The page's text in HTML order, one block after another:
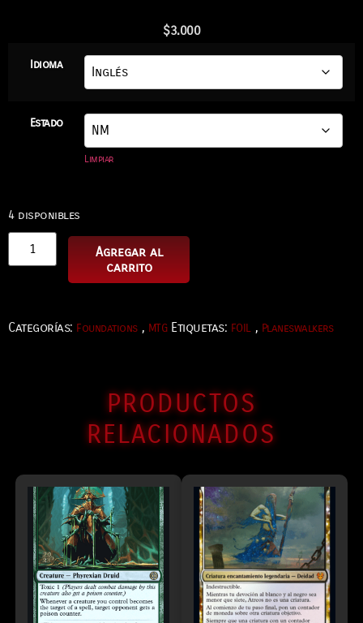
$3.000
Idioma
Estado
Limpiar
4 disponibles
Agregar al
carrito
Categorías: Foundations , MTG Etiquetas: FOIL , Planeswalkers
PRODUCTOS
RELACIONADOS